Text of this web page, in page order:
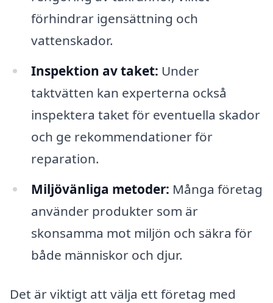
förhindrar igensättning och
vattenskador.
Inspektion av taket: Under
taktvätten kan experterna också
inspektera taket för eventuella skador
och ge rekommendationer för
reparation.
Miljövänliga metoder: Många företag
använder produkter som är
skonsamma mot miljön och säkra för
både människor och djur.
Det är viktigt att välja ett företag med